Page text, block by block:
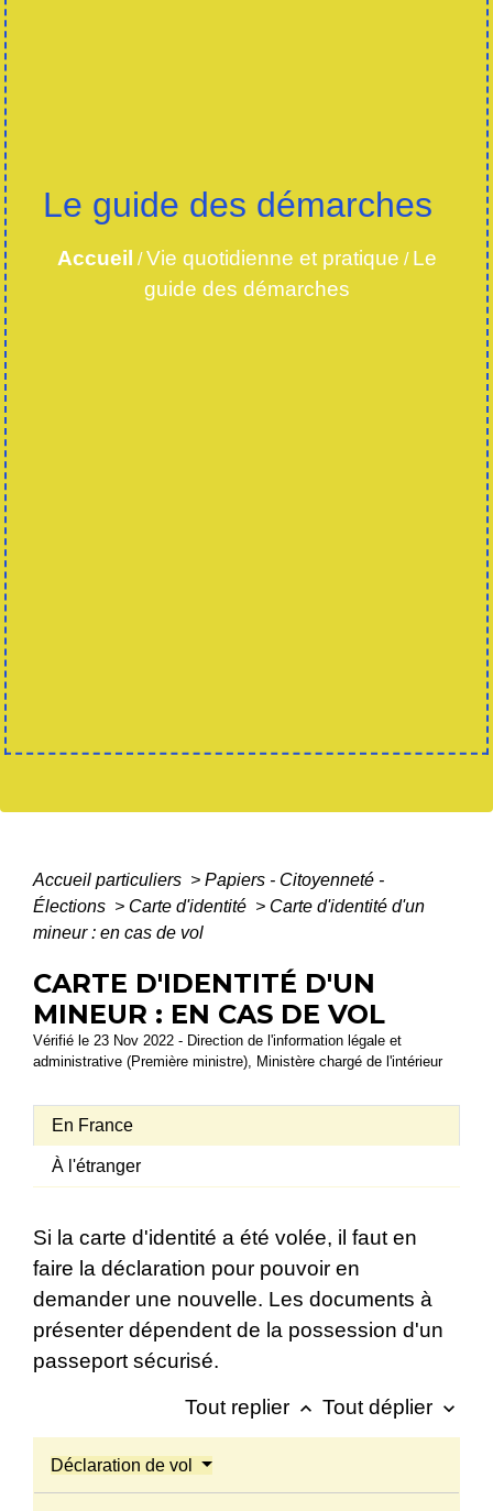
Le guide des démarches
Accueil /Vie quotidienne et pratique / Le
guide des démarches
Accueil particuliers > Papiers - Citoyenneté -
Élections > Carte d'identité > Carte d'identité d'un
mineur : en cas de vol
CARTE D'IDENTITÉ D'UN
MINEUR : EN CAS DE VOL
Vérifié le 23 Nov 2022 - Direction de l'information légale et
administrative (Première ministre), Ministère chargé de l'intérieur
En France
À l'étranger
Si la carte d'identité a été volée, il faut en
faire la déclaration pour pouvoir en
demander une nouvelle. Les documents à
présenter dépendent de la possession d'un
passeport sécurisé.
Tout replier keyboard_arrow_up Tout déplier keyboard_arrow_down
Déclaration de vol